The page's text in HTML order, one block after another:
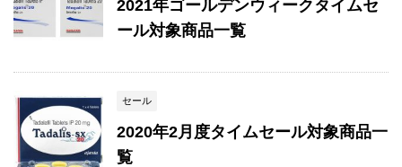
2021年ゴールデンウィークタイムセ
ール対象商品一覧
セール
2020年2月度タイムセール対象商品一
覧